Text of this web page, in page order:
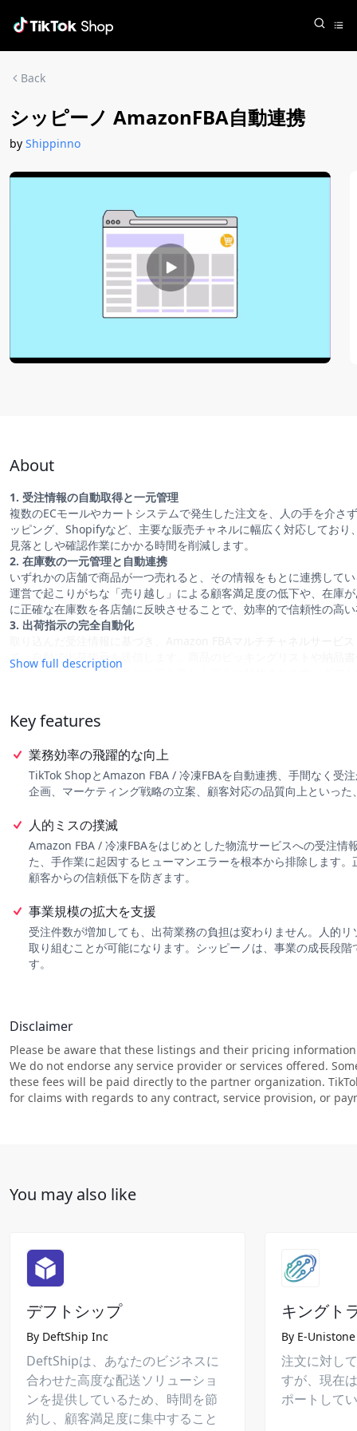
Back
シッピーノ AmazonFBA自動連携
by Shippinno
About
1. 受注情報の自動取得と一元管理
複数のECモールやカートシステムで発生した注文を、人の手を介
ッピング、Shopifyなど、主要な販売チャネルに幅広く対応してお
見落としや確認作業にかかる時間を削減します。
2. 在庫数の一元管理と自動連携
いずれかの店舗で商品が一つ売れると、その情報をもとに連携して
運営で起こりがちな「売り越し」による顧客満足度の低下や、在庫
に正確な在庫数を各店舗に反映させることで、効率的で信頼性の高
3. 出荷指示の完全自動化
て、自動で出荷指示を送信します。商品のピッキングリストや納品
るため、事業者は物理的な出荷作業から完全に解放されます。ギフ
物流倉庫での出荷が完了すると、配送会社の伝票番号（追跡番号）
のステータス更新や顧客への連絡といった作業が不要になり、購入
Show full description
Key features
業務効率の飛躍的な向上
TikTok ShopとAmazon FBA / 冷凍FBAを自動連携、手間なく受
企画、マーケティング戦略の立案、顧客対応の品質向上といっ
人的ミスの撲滅
Amazon FBA / 冷凍FBAをはじめとした物流サービスへの受注
た、手作業に起因するヒューマンエラーを根本から排除します
顧客からの信頼低下を防ぎます。
事業規模の拡大を支援
受注件数が増加しても、出荷業務の負担は変わりません。人的
取り組むことが可能になります。シッピーノは、事業の成長段
す。
Disclaimer
Please be aware that these listings and their pricing
We do not endorse any service provider or services offered.
these fees will be paid directly to the partner organization.
for claims with regards to any contract, service provision, or
You may also like
デフトシップ
By DeftShip Inc
DeftShipは、あなたのビジネスに
合わせた高度な配送ソリューショ
ンを提供しているため、時間を節
約し、顧客満足度に集中すること
キングト
By E-Unistone
注文に対し
すが、現在
ポートして